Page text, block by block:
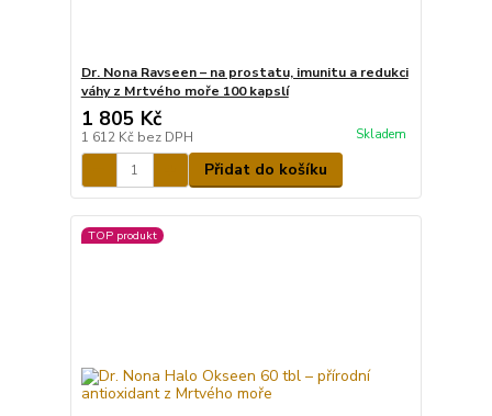
Dr. Nona Ravseen – na prostatu, imunitu a redukci
váhy z Mrtvého moře 100 kapslí
1 805 Kč
1 612 Kč bez DPH Skladem
Přidat do košíku
TOP produkt